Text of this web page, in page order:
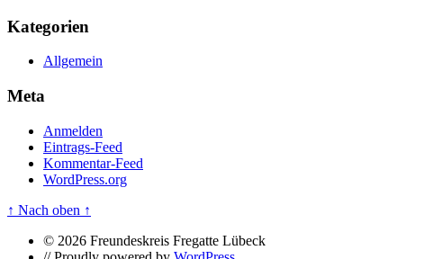
Kategorien
Allgemein
Meta
Anmelden
Eintrags-Feed
Kommentar-Feed
WordPress.org
↑ Nach oben ↑
© 2026 Freundeskreis Fregatte Lübeck